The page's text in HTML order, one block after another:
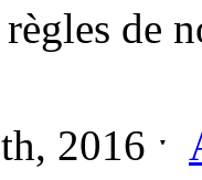
de
2016 ˑ